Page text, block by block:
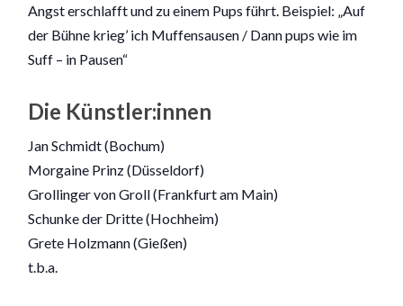
Angst erschlafft und zu einem Pups führt. Beispiel: „Auf
der Bühne krieg’ ich Muffensausen / Dann pups wie im
Suff – in Pausen“
Die Künstler:innen
Jan Schmidt (Bochum)
Morgaine Prinz (Düsseldorf)
Grollinger von Groll (Frankfurt am Main)
Schunke der Dritte (Hochheim)
Grete Holzmann (Gießen)
t.b.a.